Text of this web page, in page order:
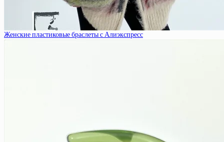
Женские пластиковые браслеты с Алиэкспресс